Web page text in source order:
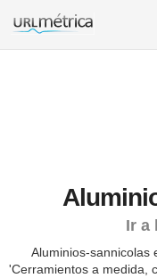
Ir a
Aluminios-sannicolas
'Cerramientos a medida,